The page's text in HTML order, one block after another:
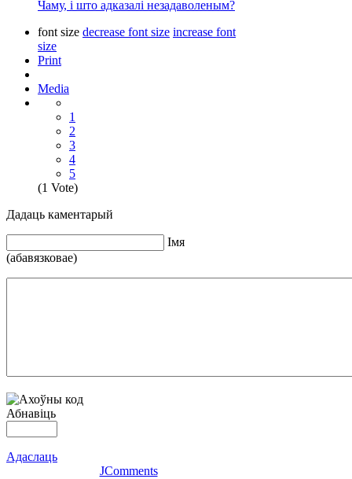
Чаму, і што адказалі незадаволеным?
font size decrease font size increase font
size
Print
Media
1
2
3
4
5
(1 Vote)
Дадаць каментарый
Iмя
(абавязковае)
Абнавіць
Адаслаць
JComments